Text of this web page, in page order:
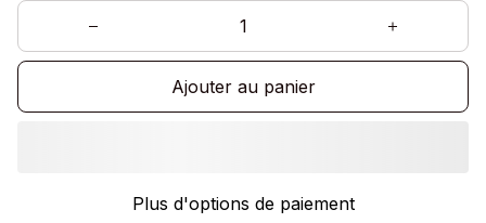
Ajouter au panier
Plus d'options de paiement